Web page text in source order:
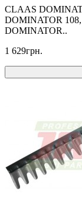
CLAAS
DOMINATOR
DOMINATOR..
1 629грн.